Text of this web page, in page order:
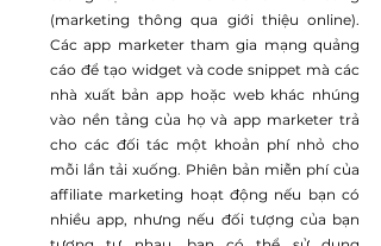
(marketing thông qua giới thiệu online).
Các app marketer tham gia mạng quảng
cáo để tạo widget và code snippet mà các
nhà xuất bản app hoặc web khác nhúng
vào nền tảng của họ và app marketer trả
cho các đối tác một khoản phí nhỏ cho
mỗi lần tải xuống. Phiên bản miễn phí của
affiliate marketing hoạt động nếu bạn có
nhiều app, nhưng nếu đối tượng của bạn